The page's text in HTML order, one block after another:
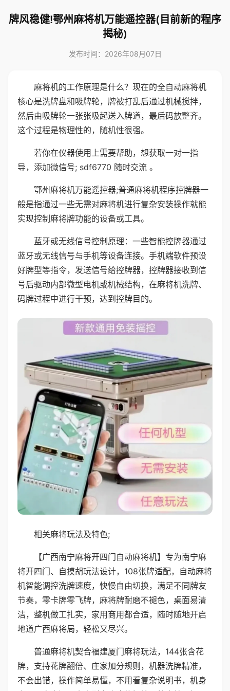
牌风稳健!鄂州麻将机万能遥控器(目前新的程序
揭秘)
发布时间：2026年08月07日
麻将机的工作原理是什么？现在的全自动麻将机
核心是洗牌盘和吸牌轮，牌被打乱后通过机械搅拌，
然后由吸牌轮一张张吸起送入牌道，最后码放整齐。
这个过程是物理性的，随机性很强。
若你在仪器使用上需要帮助，想获取一对一指
导，添加微信号; sdf6770 随时交流 。
鄂州麻将机万能遥控器;普通麻将机程序控牌器一
般是指通过一些无需对麻将机进行复杂安装操作就能
实现控制麻将牌功能的设备或工具。
蓝牙或无线信号控制原理：一些智能控牌器通过
蓝牙或无线信号与手机等设备连接。手机端软件预设
好牌型等指令，发送信号给控牌器，控牌器接收到信
号后驱动内部微型电机或机械结构，在麻将机洗牌、
码牌过程中进行干预，达到控牌目的。
相关麻将玩法及特色;
【广西南宁麻将开四门自动麻将机】专为南宁麻
将开四门、自摸胡玩法设计，108张牌适配，自动麻将
机智能调控洗牌速度，快慢自由切换，满足不同牌友
节奏，零卡牌零飞牌，麻将牌耐磨不褪色，桌面易清
洁，整机做工扎实，家用商用都合适，随时随地开启
地道广西麻将局，轻松又尽兴。
普通麻将机契合福建厦门麻将玩法，144张含花
牌，支持花牌翻倍、庄家加分规则，机器洗牌精准，
不会出错，操作简单易懂，不用看复杂说明书，机身